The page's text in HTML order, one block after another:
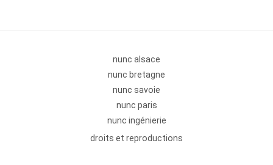
nunc alsace
nunc bretagne
nunc savoie
nunc paris
nunc ingénierie
droits et reproductions